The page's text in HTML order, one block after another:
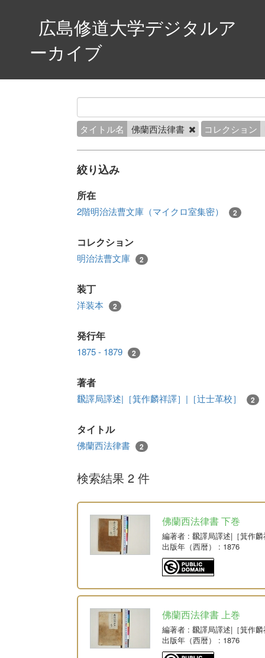
広島修道大学デジタルア
ーカイブ
タイトル名 佛蘭西法律書 コレクション
絞り込み
所在
2階明治法曹文庫（マイクロ室集密） 2
コレクション
明治法曹文庫 2
装丁
洋装本 2
発行年
1875 - 1879 2
著者
飜譯局譯述|［箕作麟祥譯］|［辻士革校］ 2
タイトル
佛蘭西法律書 2
検索結果 2 件
佛蘭西法律書 下巻
編著者 : 飜譯局譯述|［箕作
出版年（西暦）
: 1876
佛蘭西法律書 上巻
編著者 : 飜譯局譯述|［箕作
出版年（西暦）
: 1876